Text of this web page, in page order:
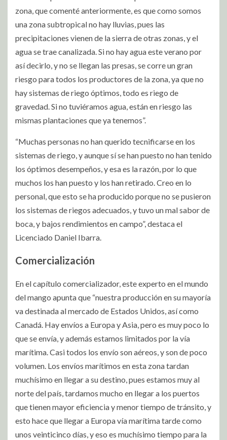
zona, que comenté anteriormente, es que como somos
una zona subtropical no hay lluvias, pues las
precipitaciones vienen de la sierra de otras zonas, y el
agua se trae canalizada. Si no hay agua este verano por
así decirlo, y no se llegan las presas, se corre un gran
riesgo para todos los productores de la zona, ya que no
hay sistemas de riego óptimos, todo es riego de
gravedad. Si no tuviéramos agua, están en riesgo las
mismas plantaciones que ya tenemos”.
“Muchas personas no han querido tecnificarse en los
sistemas de riego, y aunque sí se han puesto no han tenido
los óptimos desempeños, y esa es la razón, por lo que
muchos los han puesto y los han retirado. Creo en lo
personal, que esto se ha producido porque no se pusieron
los sistemas de riegos adecuados, y tuvo un mal sabor de
boca, y bajos rendimientos en campo”, destaca el
Licenciado Daniel Ibarra.
Comercialización
En el capítulo comercializador, este experto en el mundo
del mango apunta que “nuestra producción en su mayoría
va destinada al mercado de Estados Unidos, así como
Canadá. Hay envíos a Europa y Asia, pero es muy poco lo
que se envía, y además estamos limitados por la vía
marítima. Casi todos los envío son aéreos, y son de poco
volumen. Los envíos marítimos en esta zona tardan
muchísimo en llegar a su destino, pues estamos muy al
norte del país, tardamos mucho en llegar a los puertos
que tienen mayor eficiencia y menor tiempo de tránsito, y
esto hace que llegar a Europa vía marítima tarde como
unos veinticinco días, y eso es muchísimo tiempo para la